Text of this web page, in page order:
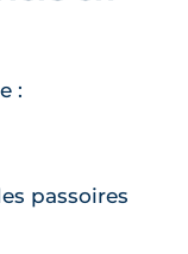
:
passoires